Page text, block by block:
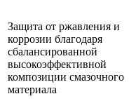
Защита от ржавления и
коррозии благодаря
сбалансированной
высокоэффективной
композиции смазочного
материала